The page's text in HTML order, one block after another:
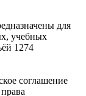
для
учебных
1274
соглашение